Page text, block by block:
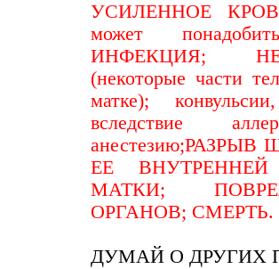
УСИЛЕННОЕ
может
ИНФЕКЦИЯ;
(некоторые части
матке);
вследствие
ЕЕ
МАТКИ;
ОРГАНОВ; СМЕРТЬ.
ДУМАЙ О ДРУГИХ